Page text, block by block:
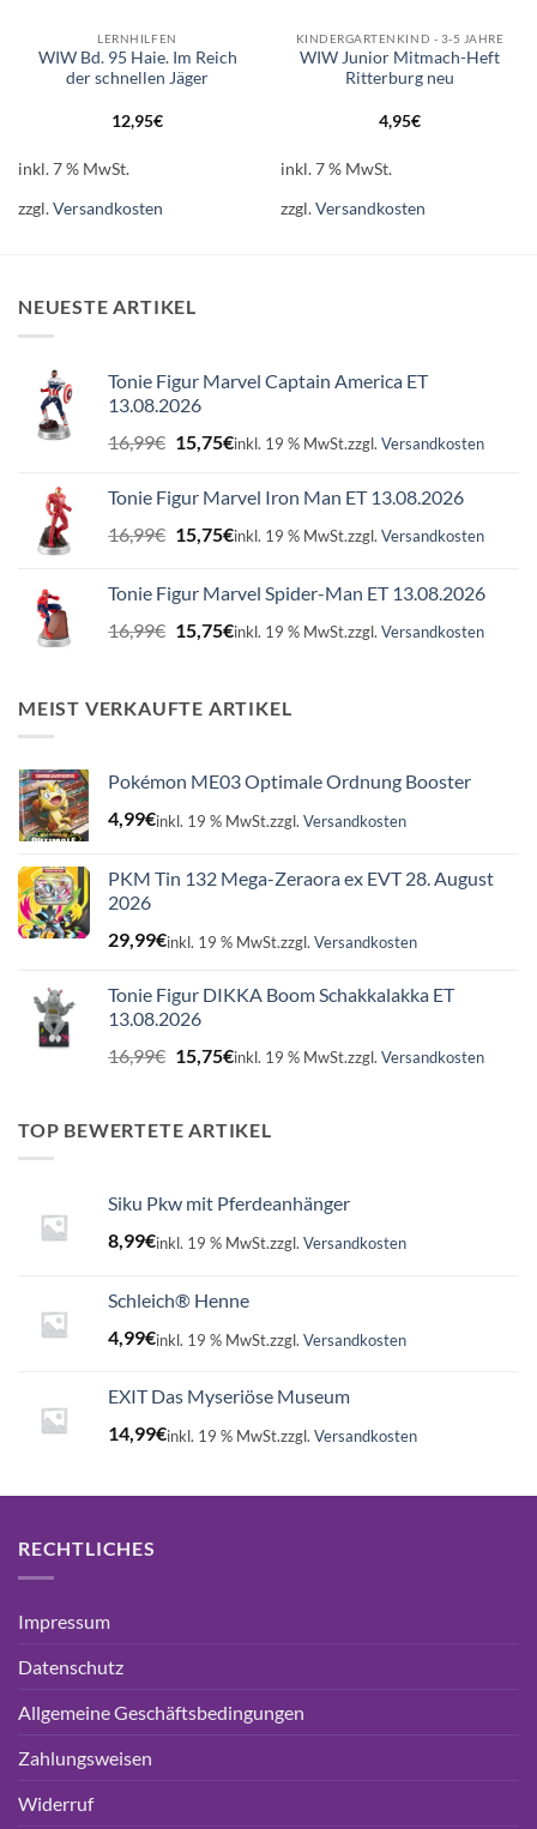
LERNHILFEN
WIW Bd. 95 Haie. Im Reich
der schnellen Jäger
12,95€
inkl. 7 % MwSt.
zzgl.Versandkosten
KINDERGARTENKIND - 3-5 JAHRE
WIW Junior Mitmach-Heft
Ritterburg neu
4,95€
inkl. 7 % MwSt.
zzgl.Versandkosten
NEUESTE ARTIKEL
Tonie Figur Marvel Captain America ET
13.08.2026
16,99€ Ursprünglicher
Preis
16,99€
15,75€Aktueller
15,75€.
inkl. 19 % MwSt.zzgl. Versandkosten
Tonie Figur Marvel Iron Man ET 13.08.2026
16,99€ Ursprünglicher
Preis
16,99€
15,75€Aktueller
15,75€.
inkl. 19 % MwSt.zzgl. Versandkosten
Tonie Figur Marvel Spider-Man ET 13.08.2026
16,99€ Ursprünglicher
Preis
16,99€
15,75€Aktueller
15,75€.
inkl. 19 % MwSt.zzgl. Versandkosten
MEIST VERKAUFTE ARTIKEL
Pokémon ME03 Optimale Ordnung Booster
4,99€inkl. 19 % MwSt.zzgl. Versandkosten
PKM Tin 132 Mega-Zeraora ex EVT 28. August
2026
29,99€inkl. 19 % MwSt.zzgl. Versandkosten
Tonie Figur DIKKA Boom Schakkalakka ET
13.08.2026
16,99€ Ursprünglicher
Preis
16,99€
15,75€Aktueller
15,75€.
inkl. 19 % MwSt.zzgl. Versandkosten
TOP BEWERTETE ARTIKEL
Siku Pkw mit Pferdeanhänger
8,99€inkl. 19 % MwSt.zzgl. Versandkosten
Schleich® Henne
4,99€inkl. 19 % MwSt.zzgl. Versandkosten
EXIT Das Myseriöse Museum
14,99€inkl. 19 % MwSt.zzgl. Versandkosten
RECHTLICHES
Impressum
Datenschutz
Allgemeine Geschäftsbedingungen
Zahlungsweisen
Widerruf